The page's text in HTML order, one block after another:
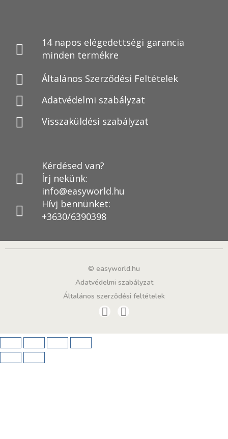
14 napos elégedettségi garancia
minden termékre
Általános Szerződési Feltételek
Adatvédelmi szabályzat
Visszaküldési szabályzat
Kérdésed van?
Írj nekünk:
info@easyworld.hu
Hívj bennünket:
+3630/6390398
© easyworld.hu
Adatvédelmi szabályzat
Általános szerződési feltételek